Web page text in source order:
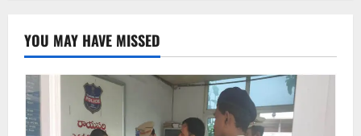
YOU MAY HAVE MISSED